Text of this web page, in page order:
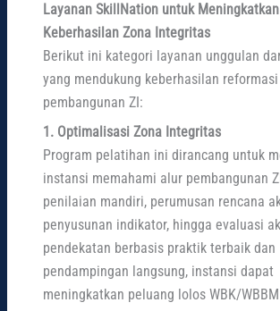
Layanan SkillNation untuk Meningkatkan
Keberhasilan Zona Integritas
Berikut ini kategori layanan unggulan
yang mendukung keberhasilan
pembangunan ZI:
1. Optimalisasi Zona Integritas
Program pelatihan ini dirancang untuk
instansi memahami alur pembangunan
penilaian mandiri, perumusan rencana
penyusunan indikator, hingga evaluasi
pendekatan berbasis praktik terbaik dan
pendampingan langsung, instansi dapat
meningkatkan peluang lolos WBK/